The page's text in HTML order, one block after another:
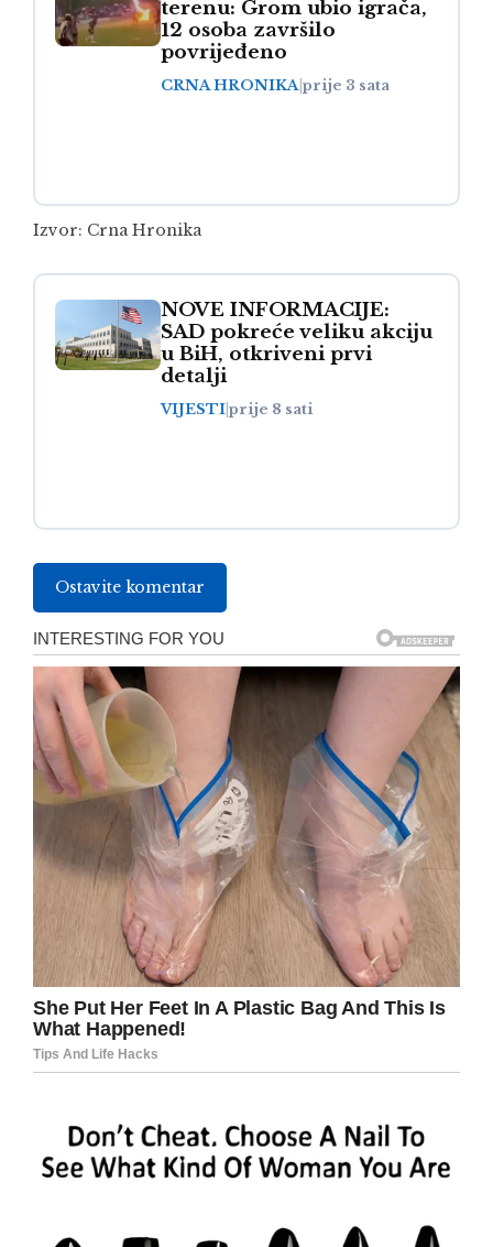
terenu: Grom ubio igrača,
12 osoba završilo
povrijeđeno
CRNA HRONIKAprije 3 sata
Izvor: Crna Hronika
NOVE INFORMACIJE:
SAD pokreće veliku akciju
u BiH, otkriveni prvi
detalji
VIJESTIprije 8 sati
Ostavite komentar